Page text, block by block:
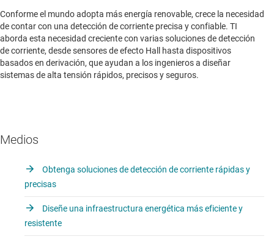
Conforme el mundo adopta más energía renovable, crece la necesidad
de contar con una detección de corriente precisa y confiable. TI
aborda esta necesidad creciente con varias soluciones de detección
de corriente, desde sensores de efecto Hall hasta dispositivos
basados en derivación, que ayudan a los ingenieros a diseñar
sistemas de alta tensión rápidos, precisos y seguros.
Medios
Obtenga soluciones de detección de corriente rápidas y
precisas
Diseñe una infraestructura energética más eficiente y
resistente